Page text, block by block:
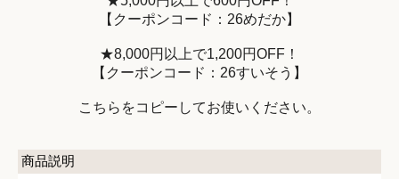
【クーポンコード：26めだか】
★8,000円以上で1,200円OFF！
【クーポンコード：26すいそう】
こちらをコピーしてお使いください。
商品説明